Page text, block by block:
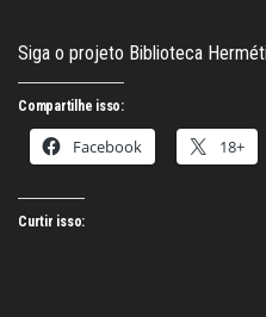
Siga o projeto Biblioteca
Compartilhe isso:
Facebook 18+
Curtir isso: